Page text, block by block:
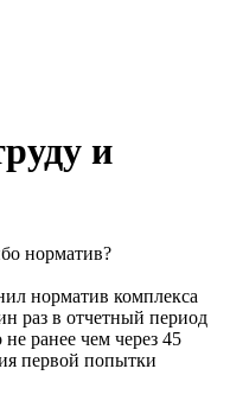
и
норматив?
норматив комплекса
раз в отчетный период
ранее чем через 45
первой попытки